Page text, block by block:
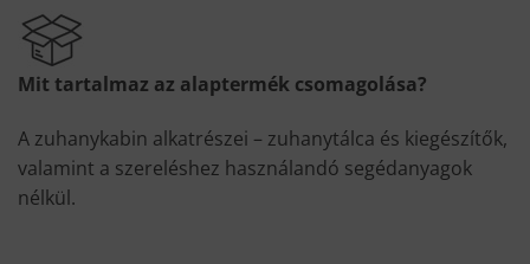
Mit tartalmaz az alaptermék csomagolása?
A zuhanykabin alkatrészei – zuhanytálca és kiegészítők,
valamint a szereléshez használandó segédanyagok
nélkül.